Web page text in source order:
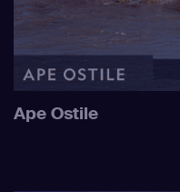
Ape Ostile